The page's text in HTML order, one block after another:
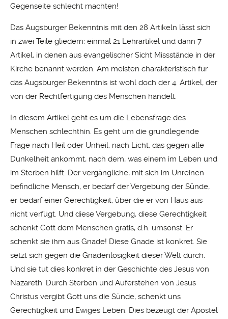
Gegenseite schlecht machten!
Das Augsburger Bekenntnis mit den 28 Artikeln lässt sich
in zwei Teile gliedern: einmal 21 Lehrartikel und dann 7
Artikel, in denen aus evangelischer Sicht Missstände in der
Kirche benannt werden. Am meisten charakteristisch für
das Augsburger Bekenntnis ist wohl doch der 4. Artikel, der
von der Rechtfertigung des Menschen handelt.
In diesem Artikel geht es um die Lebensfrage des
Menschen schlechthin. Es geht um die grundlegende
Frage nach Heil oder Unheil, nach Licht, das gegen alle
Dunkelheit ankommt, nach dem, was einem im Leben und
im Sterben hilft. Der vergängliche, mit sich im Unreinen
befindliche Mensch, er bedarf der Vergebung der Sünde,
er bedarf einer Gerechtigkeit, über die er von Haus aus
nicht verfügt. Und diese Vergebung, diese Gerechtigkeit
schenkt Gott dem Menschen gratis, d.h. umsonst. Er
schenkt sie ihm aus Gnade! Diese Gnade ist konkret. Sie
setzt sich gegen die Gnadenlosigkeit dieser Welt durch.
Und sie tut dies konkret in der Geschichte des Jesus von
Nazareth. Durch Sterben und Auferstehen von Jesus
Christus vergibt Gott uns die Sünde, schenkt uns
Gerechtigkeit und Ewiges Leben. Dies bezeugt der Apostel